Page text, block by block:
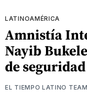
LATINOAMÉRICA
Amnistía
Nayib
de seguridad
EL TIEMPO LATINO TEAM